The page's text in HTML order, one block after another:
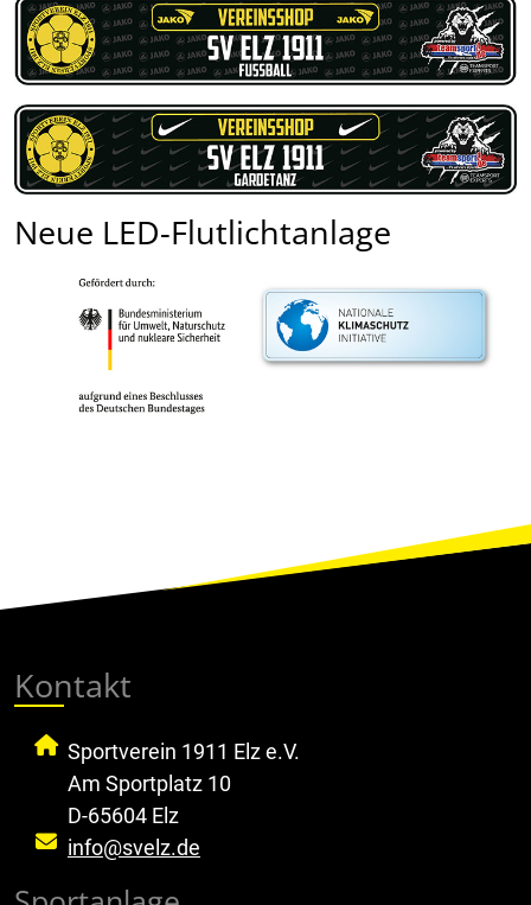
Neue LED-Flutlichtanlage
Kontakt
Sportverein 1911 Elz e.V.
Am Sportplatz 10
D-65604 Elz
info@svelz.de